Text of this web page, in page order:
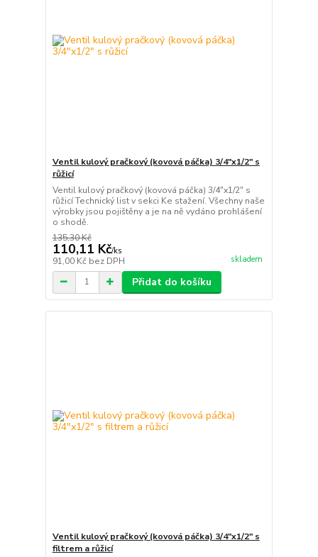
Ventil kulový pračkový (kovová páčka) 3/4"x1/2" s
růžicí
Ventil kulový pračkový (kovová páčka) 3/4"x1/2" s
růžicí Technický list v sekci Ke stažení. Všechny naše
výrobky jsou pojištěny a je na ně vydáno prohlášení
o shodě.
135,30 Kč
110,11 Kč/ks
91,00 Kč bez DPH skladem
Přidat do košíku
Ventil kulový pračkový (kovová páčka) 3/4"x1/2" s
filtrem a růžicí